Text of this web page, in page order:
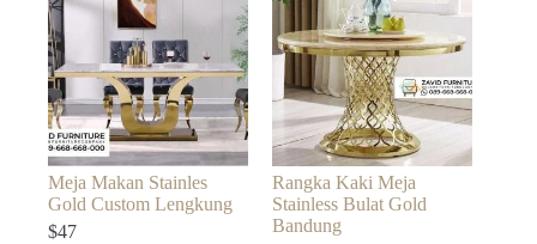
Meja Makan Stainles
Gold Custom Lengkung
$47
Rangka Kaki Meja
Stainless Bulat Gold
Bandung